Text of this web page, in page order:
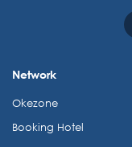
Network
Okezone
Booking Hotel